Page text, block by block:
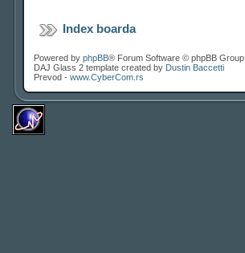
Index boarda
Powered by phpBB® Forum Software © phpBB Group
DAJ Glass 2 template created by Dustin Baccetti
Prevod - www.CyberCom.rs